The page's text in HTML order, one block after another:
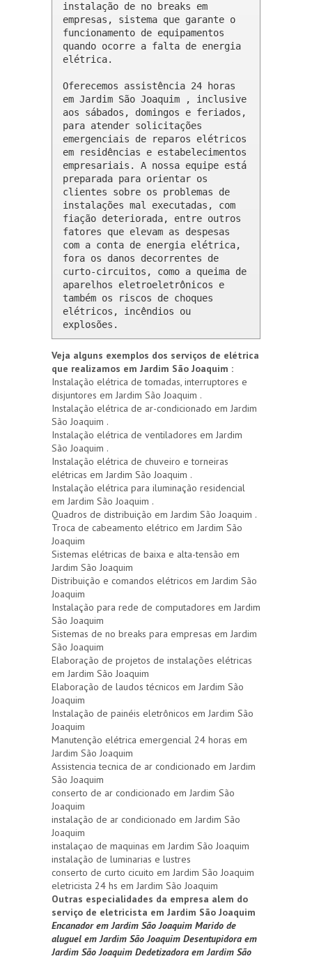
instalação de no breaks em
empresas, sistema que garante o
funcionamento de equipamentos
quando ocorre a falta de energia
elétrica.
Oferecemos assistência 24 horas
em Jardim São Joaquim , inclusive
aos sábados, domingos e feriados,
para atender solicitações
emergenciais de reparos elétricos
em residências e estabelecimentos
empresariais. A nossa equipe está
preparada para orientar os
clientes sobre os problemas de
instalações mal executadas, com
fiação deteriorada, entre outros
fatores que elevam as despesas
com a conta de energia elétrica,
fora os danos decorrentes de
curto-circuitos, como a queima de
aparelhos eletroeletrônicos e
também os riscos de choques
elétricos, incêndios ou
explosões.
Veja alguns exemplos dos serviços de elétrica
que realizamos em Jardim São Joaquim :
Instalação elétrica de tomadas, interruptores e
disjuntores em Jardim São Joaquim .
Instalação elétrica de ar-condicionado em Jardim
São Joaquim .
Instalação elétrica de ventiladores em Jardim
São Joaquim .
Instalação elétrica de chuveiro e torneiras
elétricas em Jardim São Joaquim .
Instalação elétrica para iluminação residencial
em Jardim São Joaquim .
Quadros de distribuição em Jardim São Joaquim .
Troca de cabeamento elétrico em Jardim São
Joaquim
Sistemas elétricas de baixa e alta-tensão em
Jardim São Joaquim
Distribuição e comandos elétricos em Jardim São
Joaquim
Instalação para rede de computadores em Jardim
São Joaquim
Sistemas de no breaks para empresas em Jardim
São Joaquim
Elaboração de projetos de instalações elétricas
em Jardim São Joaquim
Elaboração de laudos técnicos em Jardim São
Joaquim
Instalação de painéis eletrônicos em Jardim São
Joaquim
Manutenção elétrica emergencial 24 horas em
Jardim São Joaquim
Assistencia tecnica de ar condicionado em Jardim
São Joaquim
conserto de ar condicionado em Jardim São
Joaquim
instalação de ar condicionado em Jardim São
Joaquim
instalaçao de maquinas em Jardim São Joaquim
instalação de luminarias e lustres
conserto de curto cicuito em Jardim São Joaquim
eletricista 24 hs em Jardim São Joaquim
Outras especialidades da empresa alem do
serviço de eletricista em Jardim São Joaquim
Encanador em Jardim São Joaquim Marido de
aluguel em Jardim São Joaquim Desentupidora em
Jardim São Joaquim Dedetizadora em Jardim São